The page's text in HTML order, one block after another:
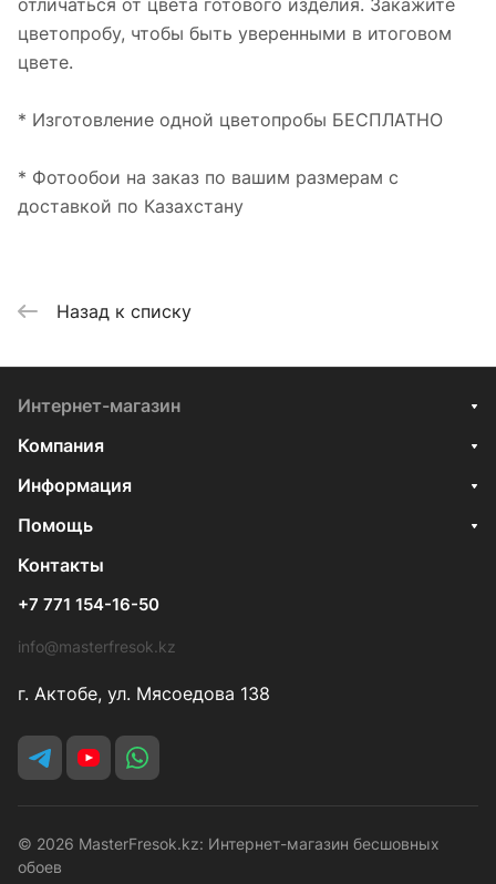
отличаться от цвета готового изделия. Закажите
цветопробу, чтобы быть уверенными в итоговом
цвете.
* Изготовление одной цветопробы БЕСПЛАТНО
* Фотообои на заказ по вашим размерам с
доставкой по Казахстану
Назад к списку
Интернет-магазин
Компания
Информация
Помощь
Контакты
+7 771 154-16-50
info@masterfresok.kz
г. Актобе, ул. Мясоедова 138
© 2026 MasterFresok.kz: Интернет-магазин бесшовных
обоев